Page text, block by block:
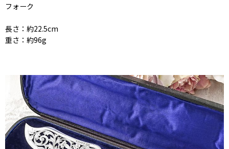
フォーク
長さ：約22.5cm
重さ：約96g